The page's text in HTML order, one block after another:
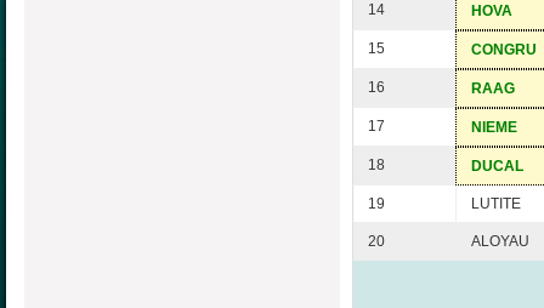
14 HOVA
15 CONGRU
16 RAAG
17 NIEME
18 DUCAL
19 LUTITE
20 ALOYAU